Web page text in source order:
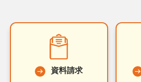
資料請求